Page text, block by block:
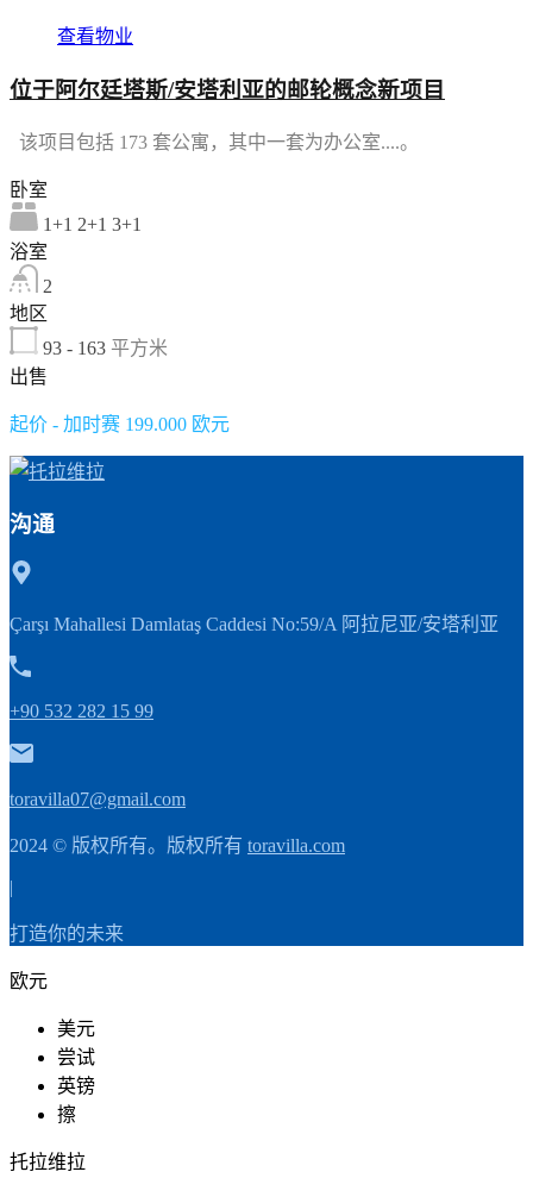
查看物业
位于阿尔廷塔斯/安塔利亚的邮轮概念新项目
该项目包括 173 套公寓，其中一套为办公室....。
卧室
1+1 2+1 3+1
浴室
2
地区
93 - 163 平方米
出售
起价 - 加时赛 199.000 欧元
沟通
Çarşı Mahallesi Damlataş Caddesi No:59/A 阿拉尼亚/安塔利亚
+90 532 282 15 99
toravilla07@gmail.com
2024 © 版权所有。版权所有 toravilla.com
|
打造你的未来
欧元
美元
尝试
英镑
擦
托拉维拉